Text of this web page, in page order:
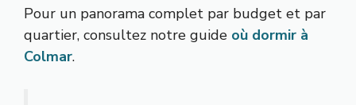
Pour un panorama complet par budget et par
quartier, consultez notre guide où dormir à
Colmar.